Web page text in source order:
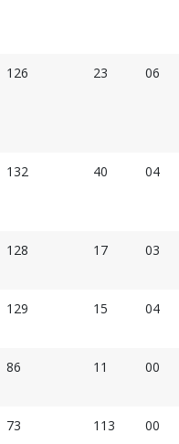
126 23 06
132 40 04
128 17 03
129 15 04
86 11 00
73 113 00